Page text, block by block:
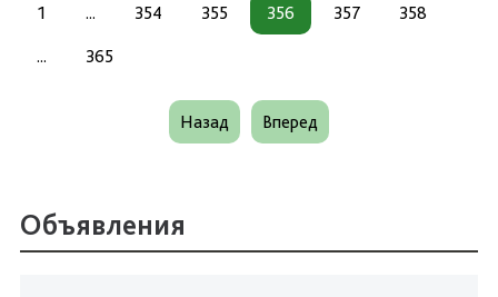
1 ... 354 355 356 357 358
... 365
Назад Вперед
Объявления